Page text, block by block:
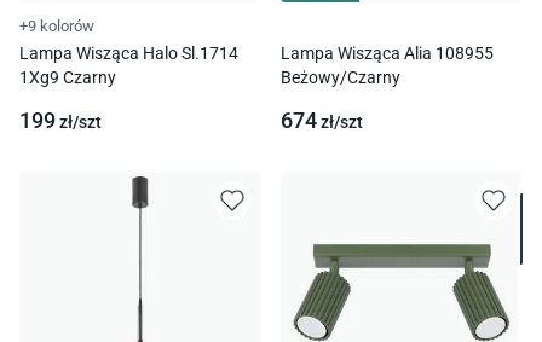
+9 kolorów
Lampa Wisząca Halo Sl.1714
1Xg9 Czarny
199zł/szt
Lampa Wisząca Alia 108955
Beżowy/Czarny
674zł/szt